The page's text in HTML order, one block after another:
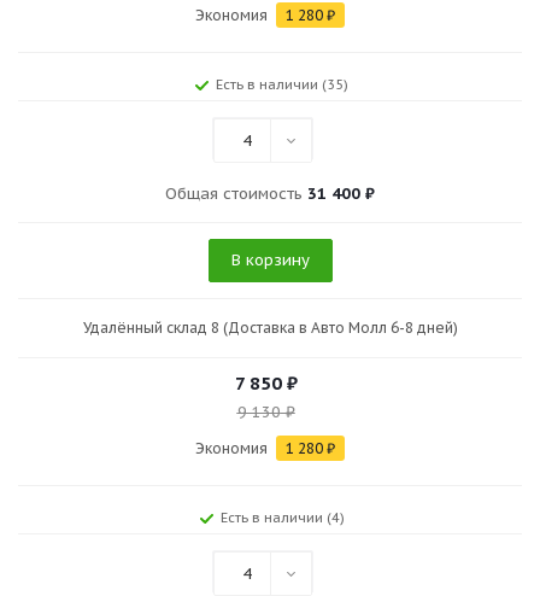
Экономия 1 280 ₽
Есть в наличии (35)
4
Общая стоимость 31 400 ₽
В корзину
Удалённый склад 8 (Доставка в Авто Молл 6-8 дней)
7 850₽
9 130₽
Экономия 1 280 ₽
Есть в наличии (4)
4